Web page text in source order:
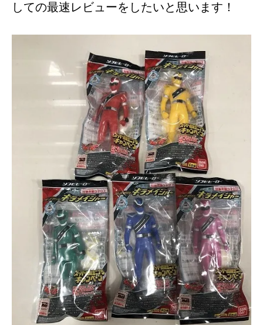
しての最速レビューをしたいと思います！